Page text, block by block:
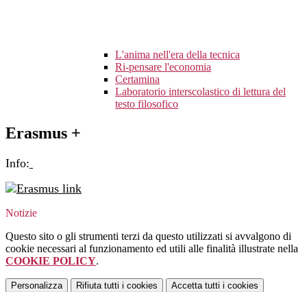
L'anima nell'era della tecnica
Ri-pensare l'economia
Certamina
Laboratorio interscolastico di lettura del
testo filosofico
Erasmus +
Info:
Notizie
Questo sito o gli strumenti terzi da questo utilizzati si avvalgono di
cookie necessari al funzionamento ed utili alle finalità illustrate nella
COOKIE POLICY.
Personalizza Rifiuta tutti i cookies Accetta tutti i cookies